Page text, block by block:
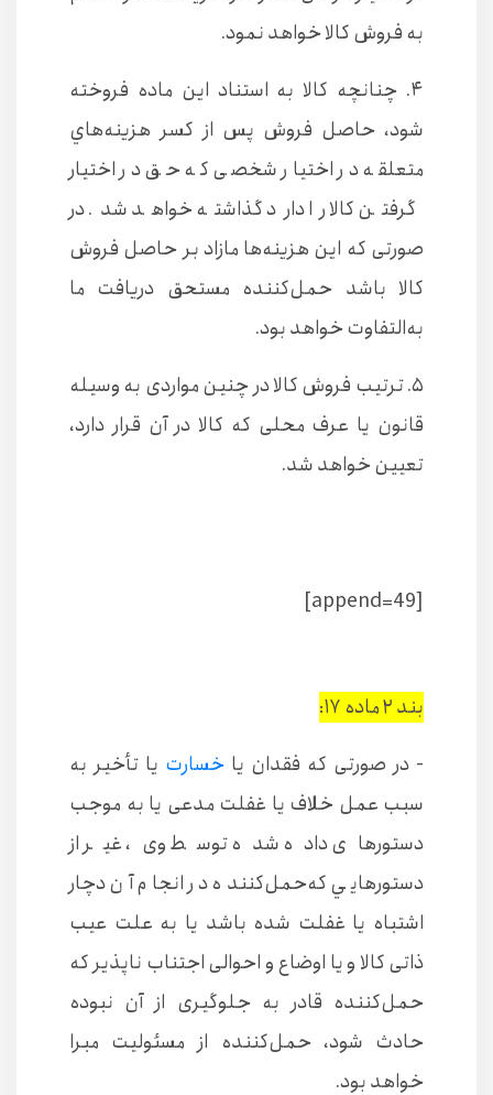
به فروش كالا خواهد نمود.
۴. چنانچه كالا به استناد اين ماده فروخته
شود، حاصل فروش پس از كسر هزينه‌هاي
متعلقه در اختيار شخصی كه حق در اختيار
گرفتن كالا را دارد ‌گذاشته خواهد شد. در
صورتی كه اين هزينه‌ها مازاد بر حاصل فروش
كالا باشد حمل‌كننده مستحق دريافت ما
به‌التفاوت خواهد بود.
۵. ترتيب فروش كالا در چنين مواردی به وسيله
قانون يا عرف محلی كه كالا در آن ‌قرار دارد،
تعيين خواهد شد.
[append=49]
بند ۲ ماده ۱۷:
- در صورتی كه فقدان يا خسارت يا تأخير به
سبب عمل خلاف يا غفلت مدعی يا به موجب
دستورهای داده شده توسط وی، غير از
دستورهايي كه‌حمل‌كننده در انجام آن دچار
اشتباه يا غفلت شده باشد يا به علت عيب
ذاتی كالا و يا اوضاع و احوالی اجتناب ‌ناپذير كه
حمل‌‌كننده قادر به جلوگيری از ‌آن نبوده
حادث شود، حمل‌‌كننده از مسئوليت مبرا
خواهد بود.